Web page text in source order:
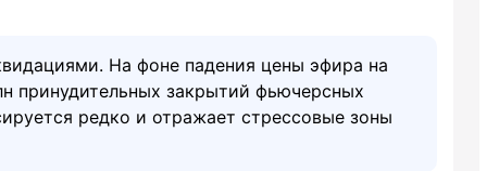
На фоне падения цены эфира на
принудительных закрытий фьючерсных
редко и отражает стрессовые зоны